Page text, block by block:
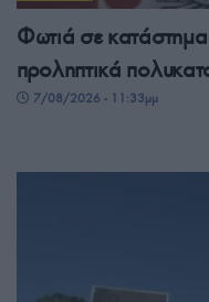
Φωτιά σε
προληπτικά
7/08/2026 - 11:33μμ